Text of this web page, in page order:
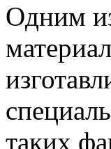
Oдним
таких